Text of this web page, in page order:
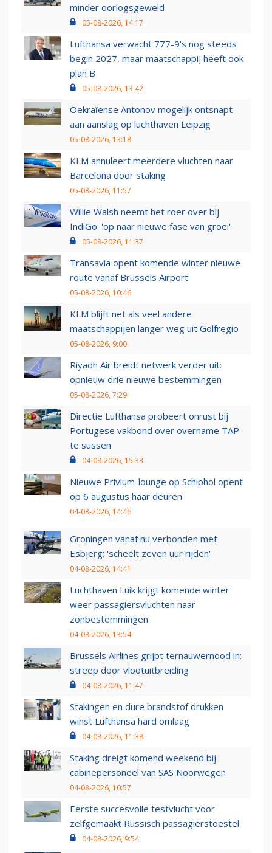
minder oorlogsgeweld
05-08-2026, 14:17
Lufthansa verwacht 777-9’s nog steeds
begin 2027, maar maatschappij heeft ook
plan B
05-08-2026, 13:42
Oekraïense Antonov mogelijk ontsnapt
aan aanslag op luchthaven Leipzig
05-08-2026, 13:18
KLM annuleert meerdere vluchten naar
Barcelona door staking
05-08-2026, 11:57
Willie Walsh neemt het roer over bij
IndiGo: 'op naar nieuwe fase van groei'
05-08-2026, 11:37
Transavia opent komende winter nieuwe
route vanaf Brussels Airport
05-08-2026, 10:46
KLM blijft net als veel andere
maatschappijen langer weg uit Golfregio
05-08-2026, 9:00
Riyadh Air breidt netwerk verder uit:
opnieuw drie nieuwe bestemmingen
05-08-2026, 7:29
Directie Lufthansa probeert onrust bij
Portugese vakbond over overname TAP
te sussen
04-08-2026, 15:33
Nieuwe Privium-lounge op Schiphol opent
op 6 augustus haar deuren
04-08-2026, 14:46
Groningen vanaf nu verbonden met
Esbjerg: 'scheelt zeven uur rijden'
04-08-2026, 14:41
Luchthaven Luik krijgt komende winter
weer passagiersvluchten naar
zonbestemmingen
04-08-2026, 13:54
Brussels Airlines grijpt ternauwernood in:
streep door vlootuitbreiding
04-08-2026, 11:47
Stakingen en dure brandstof drukken
winst Lufthansa hard omlaag
04-08-2026, 11:38
Staking dreigt komend weekend bij
cabinepersoneel van SAS Noorwegen
04-08-2026, 10:57
Eerste succesvolle testvlucht voor
zelfgemaakt Russisch passagierstoestel
04-08-2026, 9:54